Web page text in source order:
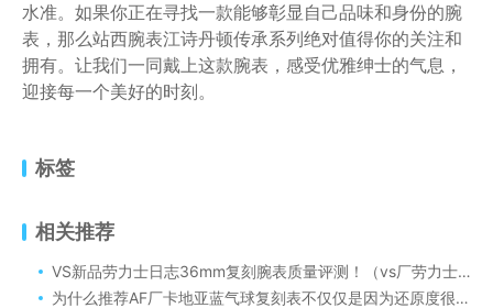
水准。如果你正在寻找一款能够彰显自己品味和身份的腕
表，那么站西腕表江诗丹顿传承系列绝对值得你的关注和
拥有。让我们一同戴上这款腕表，感受优雅绅士的气息，
迎接每一个美好的时刻。
标签
相关推荐
VS新品劳力士日志36mm复刻腕表质量评测！（vs厂劳力士36蓝盘日志搭配丹东3235机芯可靠吗）
为什么推荐AF厂卡地亚蓝气球复刻表不仅仅是因为还原度很高！更因为AF厂的卡地亚蓝气球刷新了很多复刻记录